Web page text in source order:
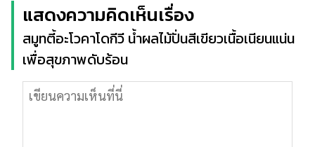
แสดงความคิดเห็นเรื่อง
สมูทตี้อะโวคาโดกีวี น้ำผลไม้ปั่นสีเขียวเนื้อเนียนแน่น
เพื่อสุขภาพดับร้อน